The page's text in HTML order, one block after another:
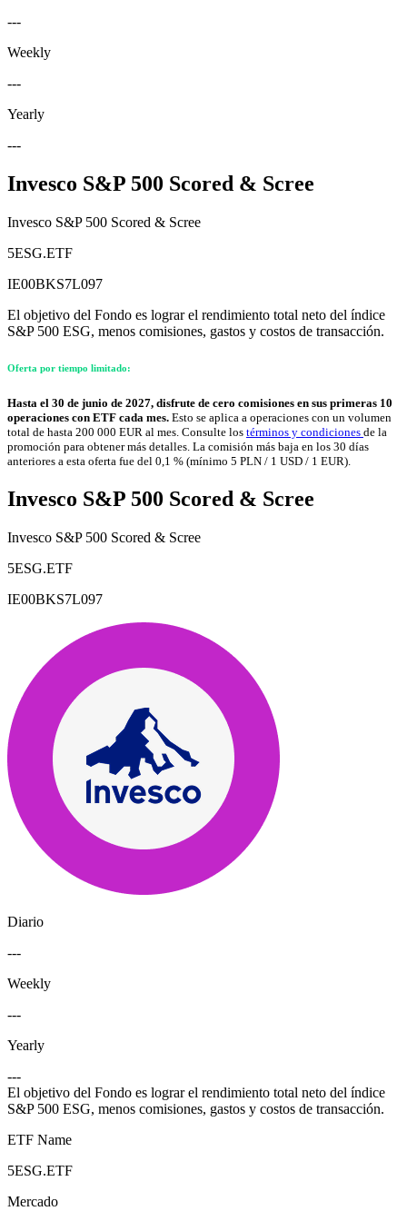
---
Weekly
---
Yearly
---
Invesco S&P 500 Scored & Scree
Invesco S&P 500 Scored & Scree
5ESG.ETF
IE00BKS7L097
El objetivo del Fondo es lograr el rendimiento total neto del índice
S&P 500 ESG, menos comisiones, gastos y costos de transacción.
Oferta por tiempo limitado:
Hasta el 30 de junio de 2027, disfrute de cero comisiones en sus primeras 10
operaciones con ETF cada mes. Esto se aplica a operaciones con un volumen
total de hasta 200 000 EUR al mes. Consulte los términos y condiciones de la
promoción para obtener más detalles. La comisión más baja en los 30 días
anteriores a esta oferta fue del 0,1 % (mínimo 5 PLN / 1 USD / 1 EUR).
Invesco S&P 500 Scored & Scree
Invesco S&P 500 Scored & Scree
5ESG.ETF
IE00BKS7L097
Diario
---
Weekly
---
Yearly
---
El objetivo del Fondo es lograr el rendimiento total neto del índice
S&P 500 ESG, menos comisiones, gastos y costos de transacción.
ETF Name
5ESG.ETF
Mercado